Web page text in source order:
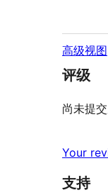
高级视图
评级
尚未提交
Your
支持